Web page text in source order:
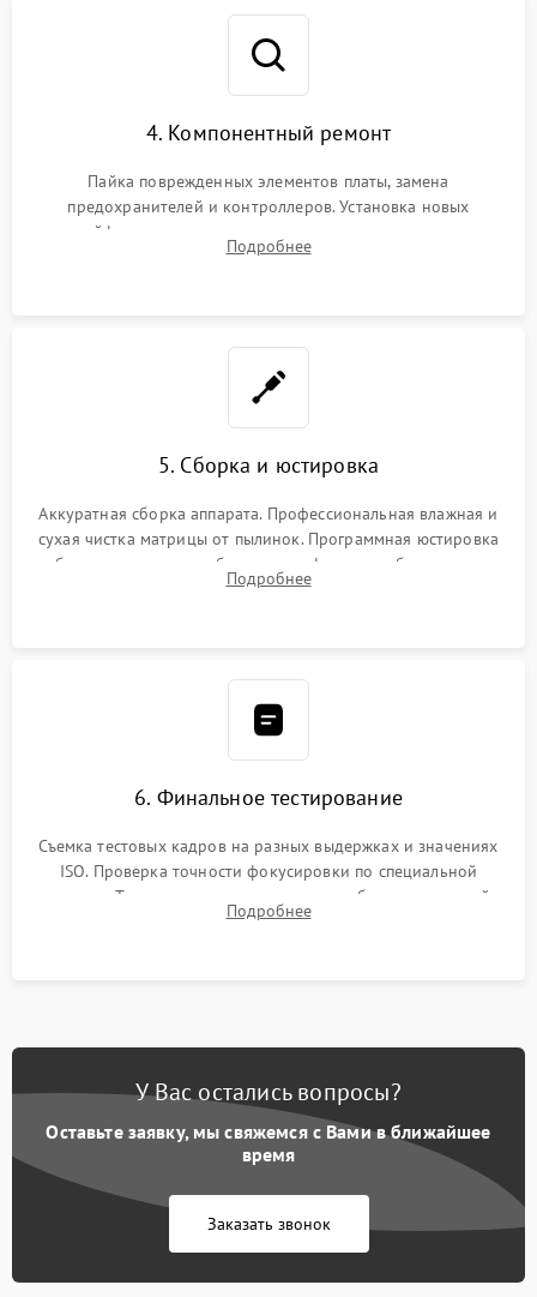
4. Компонентный ремонт
Пайка поврежденных элементов платы, замена
предохранителей и контроллеров. Установка новых
шлейфов, дисплея, механизма затвора или двигателя
автофокуса. Восстановление геометрии тубуса объектива
Подробнее
5. Сборка и юстировка
Аккуратная сборка аппарата. Профессиональная влажная и
сухая чистка матрицы от пылинок. Программная юстировка
рабочего отрезка, калибровка автофокуса, стабилизатора и
экспозамера с помощью сервисного ПО.
Подробнее
6. Финальное тестирование
Съемка тестовых кадров на разных выдержках и значениях
ISO. Проверка точности фокусировки по специальной
мишени. Тест записи на карту памяти, работы встроенной
вспышки, микрофона и всех кнопок управления.
Подробнее
У Вас остались вопросы?
Оставьте заявку, мы свяжемся с Вами в ближайшее
время
Заказать звонок